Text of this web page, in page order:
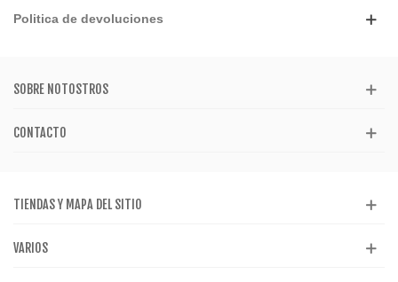
Politica de devoluciones
SOBRE NOTOSTROS
CONTACTO
TIENDAS Y MAPA DEL SITIO
VARIOS